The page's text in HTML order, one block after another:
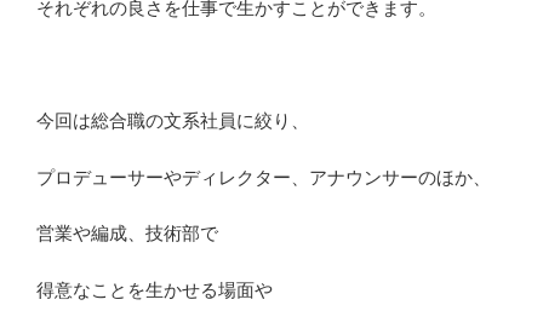
それぞれの良さを仕事で生かすことができます。
今回は総合職の文系社員に絞り、
プロデューサーやディレクター、アナウンサーのほか、
営業や編成、技術部で
得意なことを生かせる場面や